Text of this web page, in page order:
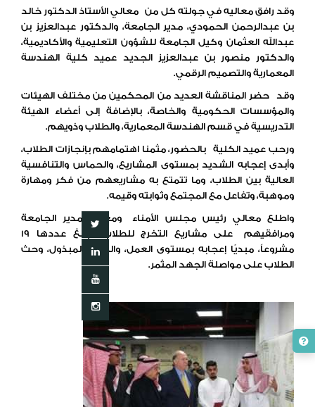
وقد رافق معاليه في جولته كل من معالي الأستاذ الدكتور خالد
بن عبدالرحمن الحمودي، مدير الجامعة، والدكتور عبدالعزيز بن
عبدالله العثمان وكيل الجامعة للشؤون التعليمية والأكاديمية،
والدكتور منصور بن عبدالعزيز الجديد عميد كلية الهندسة
المعمارية والتصميم الرقمي.
وقد حضر المناقشة العديد من المحكمين من مختلف الهيئات
والمؤسسات الحكومية والخاصة، بالإضافة إلى أعضاء الهيئة
التدريسية في قسم الهندسة المعمارية، والطلاب وذويهم.
ورحب عميد الكلية بالحضور، مثمنا اهتمامهم بإنجازات الطلاب،
وأبدى إعجابه الشديد بمستوى المشاريع، والحماس والتنافسية
العالية بين الطلاب، وما تتمتع به مشاريعهم من فكر ومهارة
وموهبة، وتفاعل مع المجتمع وثوابته وقيمه.
واطلع معالي رئيس مجلس الأمناء ومعالي مدير الجامعة
ومرافقيهم على مشاريع التخرج للطلاب البالغ عددها 19
مشروعاً، مبديًا إعجابه بمستوى العمل، والجهد المبذول، وحث
الطلاب على مواصلة الجهد المثمر.